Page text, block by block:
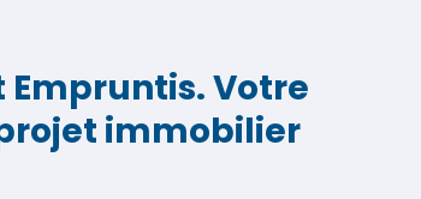
Empruntis. Votre
immobilier